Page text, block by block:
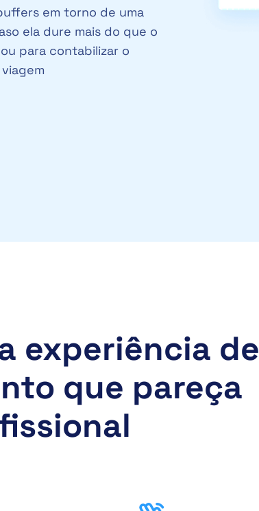
em torno de uma
ela dure mais do que o
para contabilizar o
experiência de
que pareça